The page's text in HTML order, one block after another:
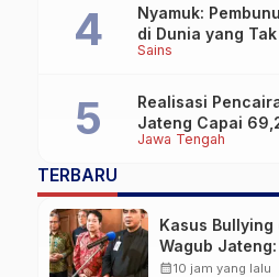
Sains
Nyamuk:
di Dunia yang
Jawa Tengah
Realisasi
Jateng Capai
TERBARU
Kasus Bullying
Wagub Jateng:
calendar_month10 jam yang lalu